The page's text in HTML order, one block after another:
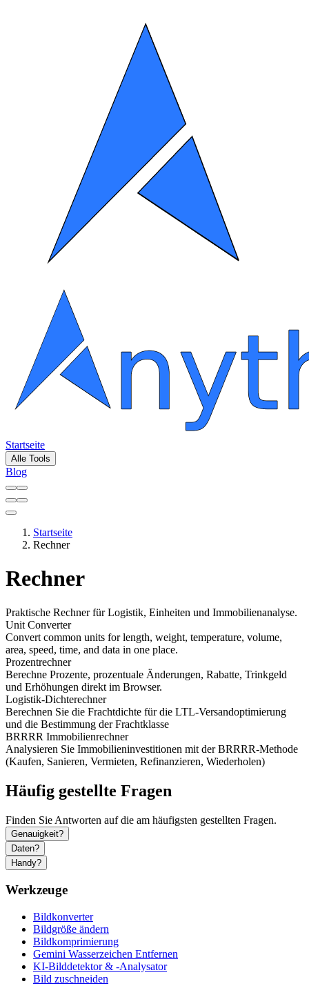
Startseite
Alle Tools
Blog
Startseite
Rechner
Rechner
Praktische Rechner für Logistik, Einheiten und Immobilienanalyse.
Unit Converter
Convert common units for length, weight, temperature, volume,
area, speed, time, and data in one place.
Prozentrechner
Berechne Prozente, prozentuale Änderungen, Rabatte, Trinkgeld
und Erhöhungen direkt im Browser.
Logistik-Dichterechner
Berechnen Sie die Frachtdichte für die LTL-Versandoptimierung
und die Bestimmung der Frachtklasse
BRRRR Immobilienrechner
Analysieren Sie Immobilieninvestitionen mit der BRRRR-Methode
(Kaufen, Sanieren, Vermieten, Refinanzieren, Wiederholen)
Häufig gestellte Fragen
Finden Sie Antworten auf die am häufigsten gestellten Fragen.
Genauigkeit?
Daten?
Handy?
Werkzeuge
Bildkonverter
Bildgröße ändern
Bildkomprimierung
Gemini Wasserzeichen Entfernen
KI-Bilddetektor & -Analysator
Bild zuschneiden